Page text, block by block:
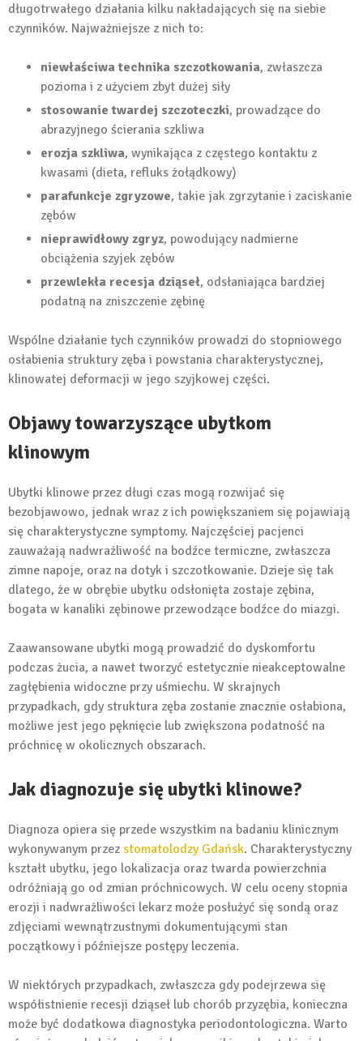
długotrwałego działania kilku nakładających się na siebie
czynników. Najważniejsze z nich to:
niewłaściwa technika szczotkowania, zwłaszcza
pozioma i z użyciem zbyt dużej siły
stosowanie twardej szczoteczki, prowadzące do
abrazyjnego ścierania szkliwa
erozja szkliwa, wynikająca z częstego kontaktu z
kwasami (dieta, refluks żołądkowy)
parafunkcje zgryzowe, takie jak zgrzytanie i zaciskanie
zębów
nieprawidłowy zgryz, powodujący nadmierne
obciążenia szyjek zębów
przewlekła recesja dziąseł, odsłaniająca bardziej
podatną na zniszczenie zębinę
Wspólne działanie tych czynników prowadzi do stopniowego
osłabienia struktury zęba i powstania charakterystycznej,
klinowatej deformacji w jego szyjkowej części.
Objawy towarzyszące ubytkom
klinowym
Ubytki klinowe przez długi czas mogą rozwijać się
bezobjawowo, jednak wraz z ich powiększaniem się pojawiają
się charakterystyczne symptomy. Najczęściej pacjenci
zauważają nadwrażliwość na bodźce termiczne, zwłaszcza
zimne napoje, oraz na dotyk i szczotkowanie. Dzieje się tak
dlatego, że w obrębie ubytku odsłonięta zostaje zębina,
bogata w kanaliki zębinowe przewodzące bodźce do miazgi.
Zaawansowane ubytki mogą prowadzić do dyskomfortu
podczas żucia, a nawet tworzyć estetycznie nieakceptowalne
zagłębienia widoczne przy uśmiechu. W skrajnych
przypadkach, gdy struktura zęba zostanie znacznie osłabiona,
możliwe jest jego pęknięcie lub zwiększona podatność na
próchnicę w okolicznych obszarach.
Jak diagnozuje się ubytki klinowe?
Diagnoza opiera się przede wszystkim na badaniu klinicznym
wykonywanym przez stomatolodzy Gdańsk. Charakterystyczny
kształt ubytku, jego lokalizacja oraz twarda powierzchnia
odróżniają go od zmian próchnicowych. W celu oceny stopnia
erozji i nadwrażliwości lekarz może posłużyć się sondą oraz
zdjęciami wewnątrzustnymi dokumentującymi stan
początkowy i późniejsze postępy leczenia.
W niektórych przypadkach, zwłaszcza gdy podejrzewa się
współistnienie recesji dziąseł lub chorób przyzębia, konieczna
może być dodatkowa diagnostyka periodontologiczna. Warto